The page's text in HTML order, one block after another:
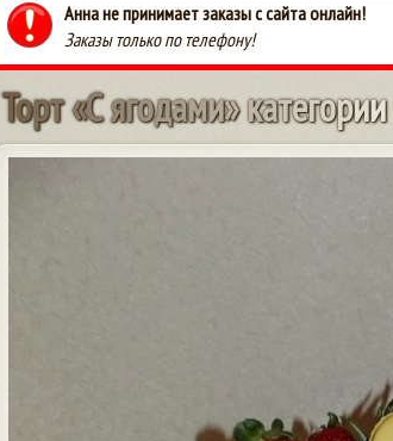
Анна не принимает заказы с сайта онлайн!
Заказы только по телефону!
Торт«Сягодами»категории